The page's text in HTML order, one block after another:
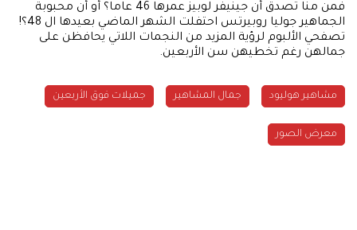
فمن منا تصدق أن جينيفر لوبيز عمرها 46 عاما؟ أو أن محبوبة
الجماهير جوليا روبيرتس احتفلت الشهر الماضي بعيدها ال 48؟!
تصفحي الألبوم لرؤية المزيد من النجمات اللاتي يحافظن على
جمالهن رغم تخطيهن سن الأربعين.
مشاهير هوليود جمال المشاهير جميلات فوق الأربعين
معرض الصور